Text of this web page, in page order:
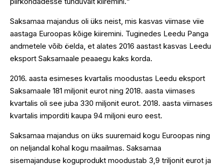
Saksamaa majandus oli üks neist, mis kasvas viimase viie
aastaga Euroopas kõige kiiremini. Tuginedes Leedu Panga
andmetele võib öelda, et alates 2016 aastast kasvas Leedu
eksport Saksamaale peaaegu kaks korda.
2016. aasta esimeses kvartalis moodustas Leedu eksport
Saksamaale 181 miljonit eurot ning 2018. aasta viimases
kvartalis oli see juba 330 miljonit eurot. 2018. aasta viimases
kvartalis imporditi kaupa 94 miljoni euro eest.
Saksamaa majandus on üks suuremaid kogu Euroopas ning
on neljandal kohal kogu maailmas. Saksamaa
sisemajanduse koguprodukt moodustab 3,9 triljonit eurot ja